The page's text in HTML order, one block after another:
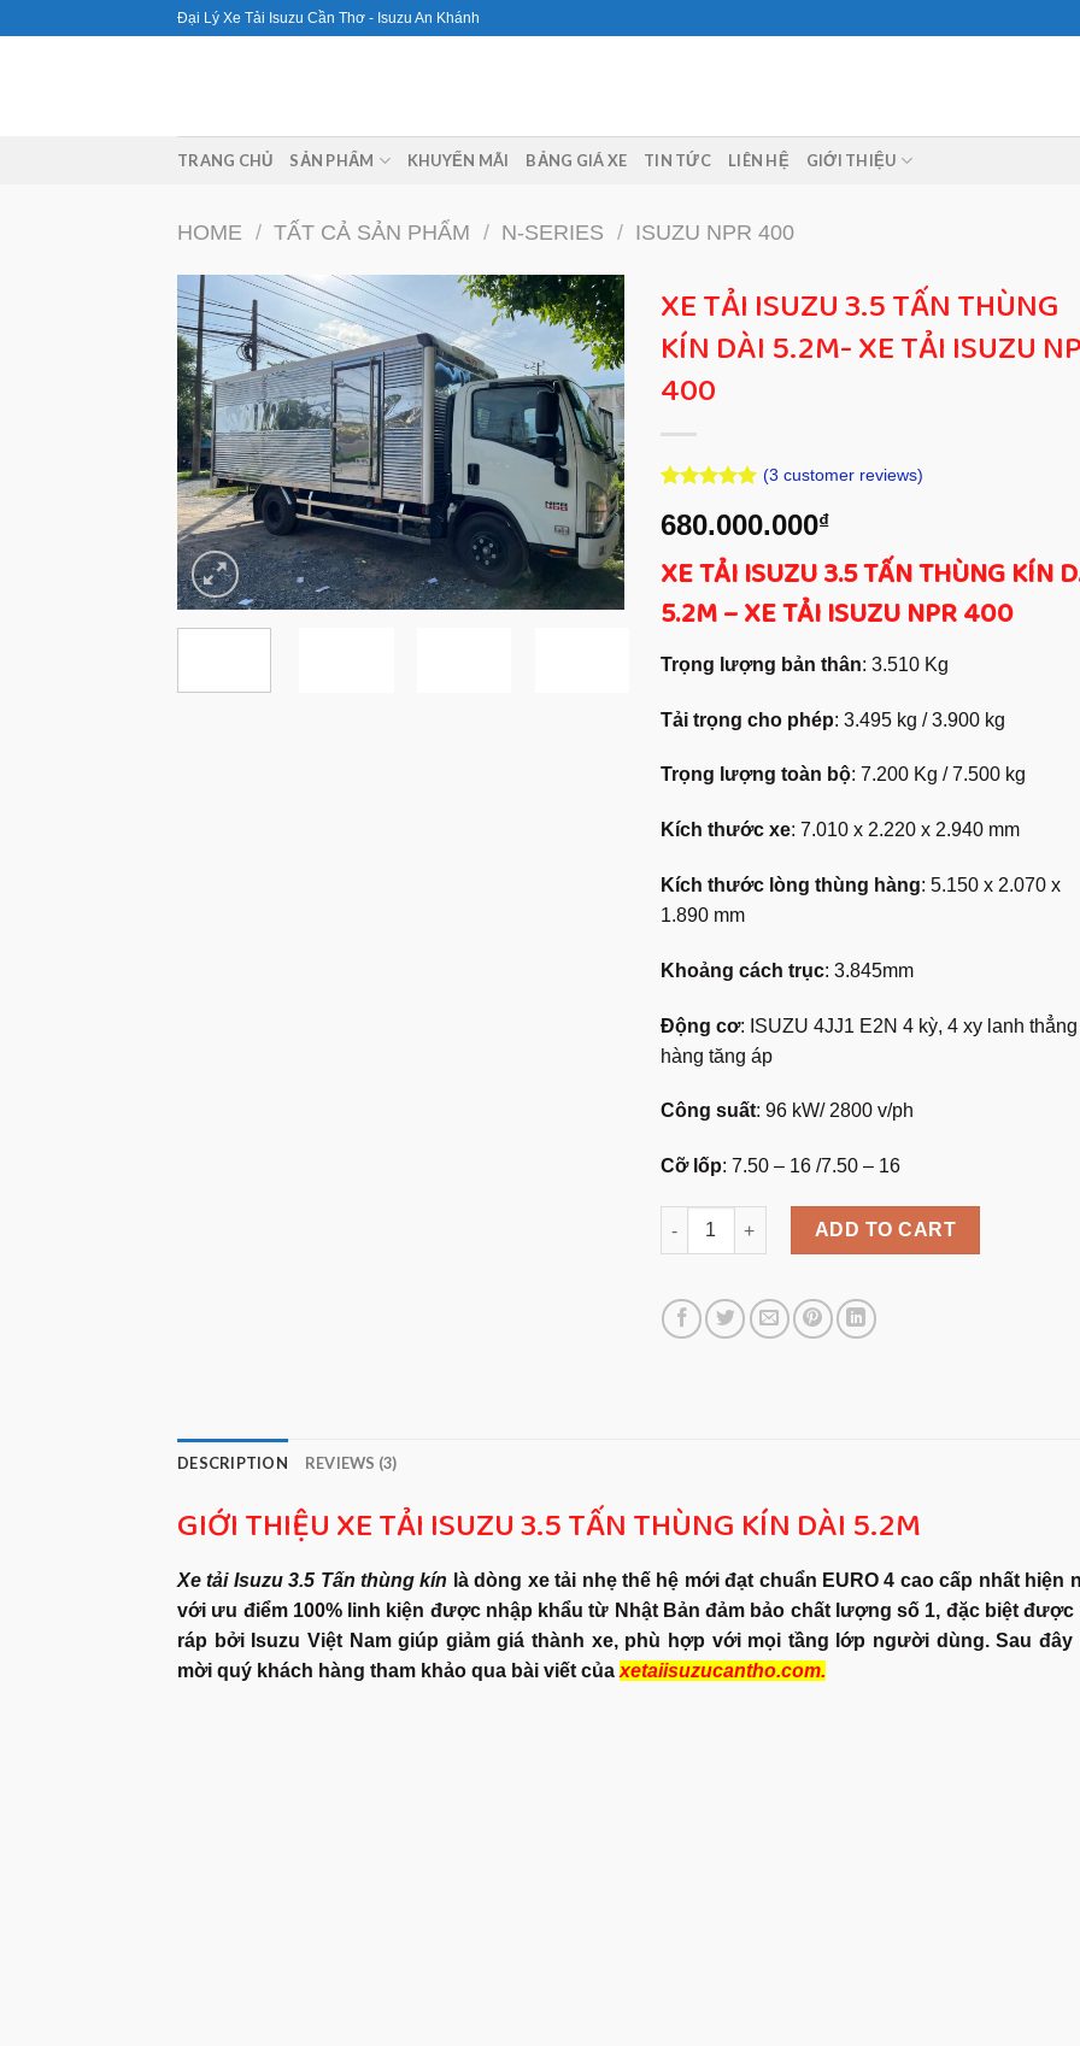
Đại Lý Xe Tải Isuzu Cần Thơ - Isuzu An Khánh
TRANG CHỦ SẢN PHẨM KHUYẾN MÃI BẢNG GIÁ XE TIN TỨC LIÊN HỆ GIỚI THIỆU
HOME / TẤT CẢ SẢN PHẨM / N-SERIES / ISUZU NPR 400
XE TẢI ISUZU 3.5 TẤN THÙNG
KÍN DÀI 5.2M- XE TẢI ISUZU
400
out of 5
customer
ratings
(3 customer reviews)
680.000.000₫
XE TẢI ISUZU 3.5 TẤN THÙNG KÍN
5.2M – XE TẢI ISUZU NPR 400
Trọng lượng bản thân: 3.510 Kg
Tải trọng cho phép: 3.495 kg / 3.900 kg
Trọng lượng toàn bộ: 7.200 Kg / 7.500 kg
Kích thước xe: 7.010 x 2.220 x 2.940 mm
Kích thước lòng thùng hàng: 5.150 x 2.070 x
1.890 mm
Khoảng cách trục: 3.845mm
Động cơ: ISUZU 4JJ1 E2N 4 kỳ, 4 xy lanh thẳng
hàng tăng áp
Công suất: 96 kW/ 2800 v/ph
Cỡ lốp: 7.50 – 16 /7.50 – 16
XE TẢI ISUZU 3.5 TẤN THÙNG KÍN DÀI 5.2M- XE
ADD TO CART
DESCRIPTION REVIEWS (3)
GIỚI THIỆU XE TẢI ISUZU 3.5 TẤN THÙNG KÍN DÀI 5.2M
Xe tải Isuzu 3.5 Tấn thùng kín là dòng xe tải nhẹ thế hệ mới đạt chuẩn EURO 4 cao cấp nhất hiện
với ưu điểm 100% linh kiện được nhập khẩu từ Nhật Bản đảm bảo chất lượng số 1, đặc biệt được
ráp bởi Isuzu Việt Nam giúp giảm giá thành xe, phù hợp với mọi tầng lớp người dùng. Sau đây
mời quý khách hàng tham khảo qua bài viết của xetaiisuzucantho.com.